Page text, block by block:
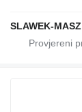
SLAWEK-MASZ